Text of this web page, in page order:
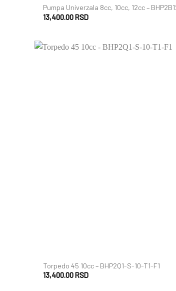
Pumpa Univerzala 8cc, 10cc, 12cc –
13,400.00RSD
Torpedo 45 10cc – BHP2Q1-S-10-T1-F1
13,400.00 RSD